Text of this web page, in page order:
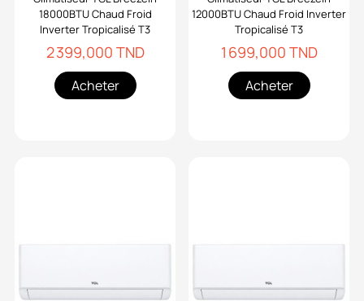
18000BTU Chaud Froid
Inverter Tropicalisé T3
2 399,000 TND
Acheter
12000BTU Chaud Froid Inverter
Tropicalisé T3
1 699,000 TND
Acheter